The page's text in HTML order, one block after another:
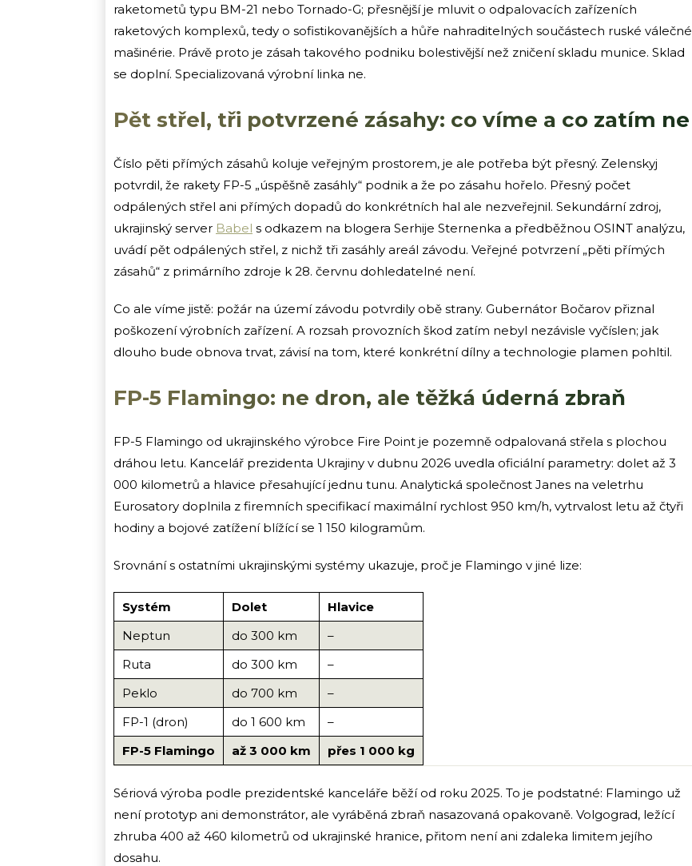
raketometů typu BM-21 nebo Tornado-G; přesnější je mluvit o odpalovacích zařízeních
raketových komplexů, tedy o sofistikovanějších a hůře nahraditelných součástech ruské válečné
mašinérie. Právě proto je zásah takového podniku bolestivější než zničení skladu munice. Sklad
se doplní. Specializovaná výrobní linka ne.
Pět střel, tři potvrzené zásahy: co víme a co zatím ne
Číslo pěti přímých zásahů koluje veřejným prostorem, je ale potřeba být přesný. Zelenskyj
potvrdil, že rakety FP-5 „úspěšně zasáhly“ podnik a že po zásahu hořelo. Přesný počet
odpálených střel ani přímých dopadů do konkrétních hal ale nezveřejnil. Sekundární zdroj,
ukrajinský server Babel s odkazem na blogera Serhije Sternenka a předběžnou OSINT analýzu,
uvádí pět odpálených střel, z nichž tři zasáhly areál závodu. Veřejné potvrzení „pěti přímých
zásahů“ z primárního zdroje k 28. červnu dohledatelné není.
Co ale víme jistě: požár na území závodu potvrdily obě strany. Gubernátor Bočarov přiznal
poškození výrobních zařízení. A rozsah provozních škod zatím nebyl nezávisle vyčíslen; jak
dlouho bude obnova trvat, závisí na tom, které konkrétní dílny a technologie plamen pohltil.
FP-5 Flamingo: ne dron, ale těžká úderná zbraň
FP-5 Flamingo od ukrajinského výrobce Fire Point je pozemně odpalovaná střela s plochou
dráhou letu. Kancelář prezidenta Ukrajiny v dubnu 2026 uvedla oficiální parametry: dolet až 3
000 kilometrů a hlavice přesahující jednu tunu. Analytická společnost Janes na veletrhu
Eurosatory doplnila z firemních specifikací maximální rychlost 950 km/h, vytrvalost letu až čtyři
hodiny a bojové zatížení blížící se 1 150 kilogramům.
Srovnání s ostatními ukrajinskými systémy ukazuje, proč je Flamingo v jiné lize:
Systém Dolet
Hlavice
Neptun
do 300 km
–
Ruta
do 300 km
–
Peklo
do 700 km
–
FP-1 (dron)
do 1 600 km
–
FP-5 Flamingo
až 3 000 km přes 1 000 kg
Sériová výroba podle prezidentské kanceláře běží od roku 2025. To je podstatné: Flamingo už
není prototyp ani demonstrátor, ale vyráběná zbraň nasazovaná opakovaně. Volgograd, ležící
zhruba 400 až 460 kilometrů od ukrajinské hranice, přitom není ani zdaleka limitem jejího
dosahu.